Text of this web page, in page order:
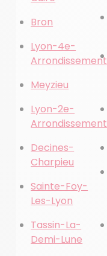
Bron
Lyon-4e-
Arrondissement
Meyzieu
Lyon-2e-
Arrondissement
Decines-
Charpieu
Sainte-Foy-
Les-Lyon
Tassin-La-
Demi-Lune